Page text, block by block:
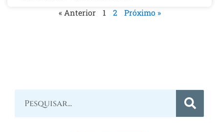
« Anterior 1 2 Próximo »